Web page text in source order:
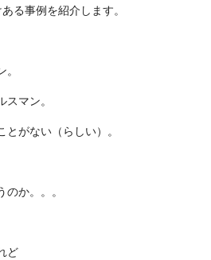
る事例を紹介します。
マン。
がない（らしい）。
か。。。
ど